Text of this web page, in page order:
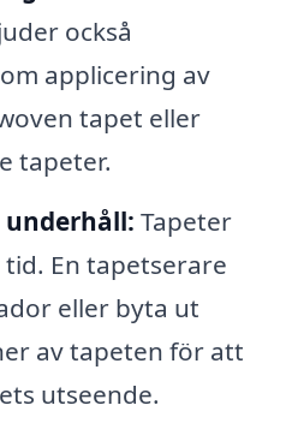
också
applicering av
tapet eller
tapeter.
underhåll: Tapeter
En tapetserare
eller byta ut
av tapeten för att
utseende.